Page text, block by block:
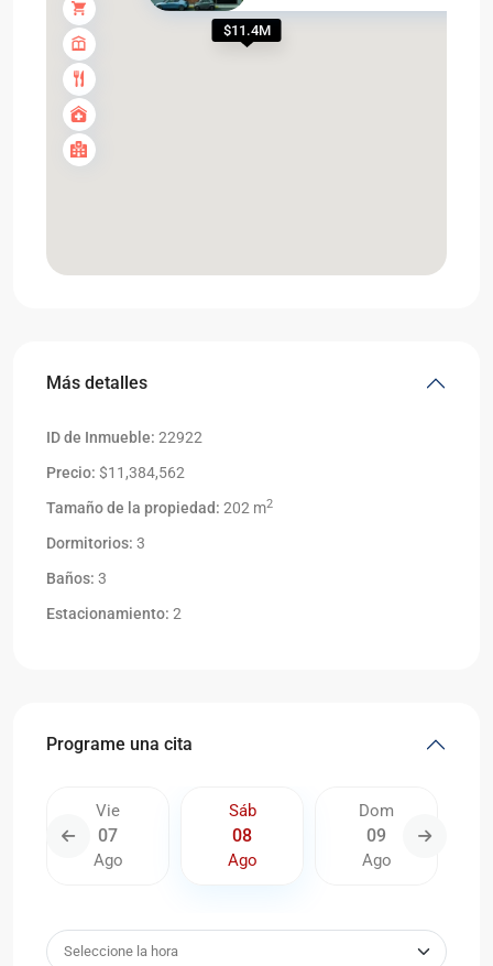
$11.4M
Más detalles
ID de Inmueble: 22922
Precio: $11,384,562
Tamaño de la propiedad: 202 m2
Dormitorios: 3
Baños: 3
Estacionamiento: 2
Programe una cita
Vie
07
Ago
Sáb
08
Ago
Dom
09
Ago